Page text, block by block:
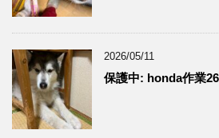
2026/05/11
保護中: honda作業